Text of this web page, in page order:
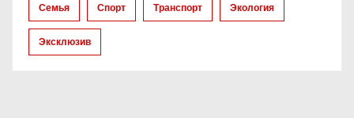
с
я
Семья Спорт Транспорт Экология
Эксклюзив